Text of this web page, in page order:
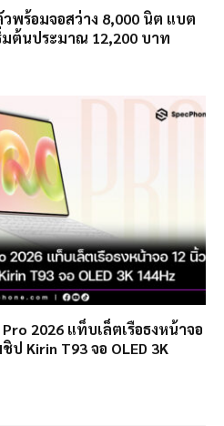
วพร้อมจอสว่าง 8,000 นิต แบต
มต้นประมาณ 12,200 บาท
2026 แท็บเล็ตเรือธงหน้าจอ
Kirin T93 จอ OLED 3K